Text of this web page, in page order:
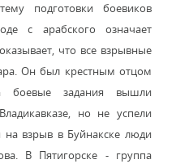
подготовки боевиков
с арабского означает
что все взрывные
Он был крестным отцом
боевые задания вышли
но не успели
на взрыв в Буйнакске люди
В Пятигорске - группа